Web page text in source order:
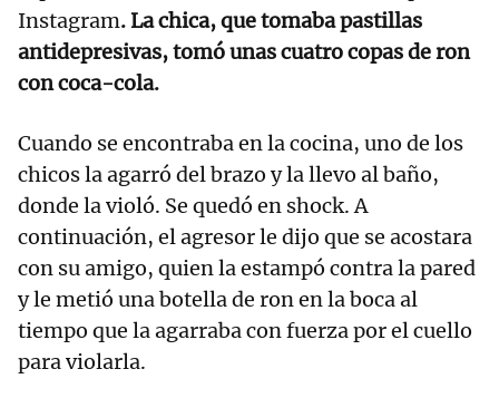
Instagram. La chica, que tomaba pastillas
antidepresivas, tomó unas cuatro copas de ron
con coca-cola.
Cuando se encontraba en la cocina, uno de los
chicos la agarró del brazo y la llevo al baño,
donde la violó. Se quedó en shock. A
continuación, el agresor le dijo que se acostara
con su amigo, quien la estampó contra la pared
y le metió una botella de ron en la boca al
tiempo que la agarraba con fuerza por el cuello
para violarla.